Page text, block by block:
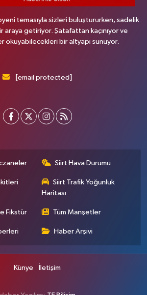
temasıyla sizleri buluştururken, sadelik
araya getiriyor. Şatafattan kaçınıyor ve
okuyabilecekleri bir altyapı sunuyor.
[email protected]
Siirt Hava Durumu
Siirt Trafik Yoğunluk
Haritası
Fikstür Tüm Manşetler
Haber Arşivi
Künye İletişim